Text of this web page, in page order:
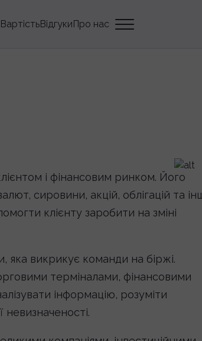
ВартістьВідгукиПро нас
і фінансовим ринком. Його
сировини, акцій, облігацій та
клієнту заробити на зміні
яка викрикує команди на біржі.
терміналами, фінансовими
інформацію, розуміти